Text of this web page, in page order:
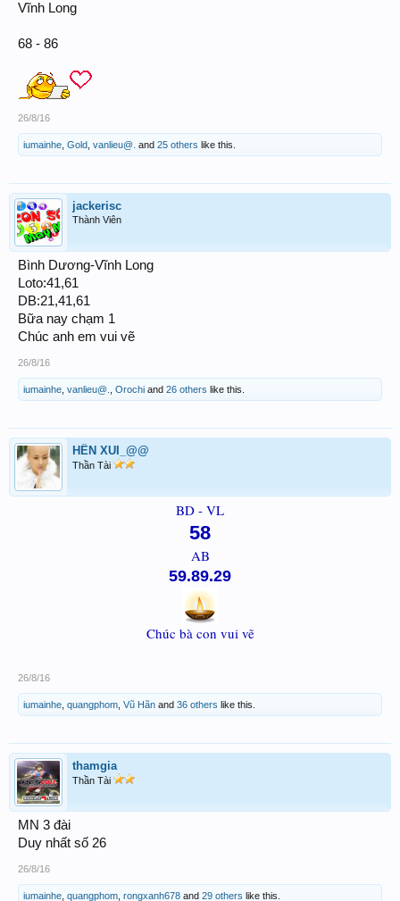
Vĩnh Long
68 - 86
26/8/16
iumainhe Gold vanlieu@. and 25 others like this.
jackerisc
Thành Viên
Bình Dương-Vĩnh Long
Loto:41,61
DB:21,41,61
Bữa nay chạm 1
Chúc anh em vui vẽ
26/8/16
iumainhe vanlieu@. Orochi and 26 others like this.
HÊN XUI_@@
Thần Tài
BD - VL
58
AB
59.89.29
Chúc bà con vui vẽ
26/8/16
iumainhe quangphom Vũ Hãn and 36 others like this.
thamgia
Thần Tài
MN 3 đài
Duy nhất số 26
26/8/16
iumainhe quangphom rongxanh678 and 29 others like this.